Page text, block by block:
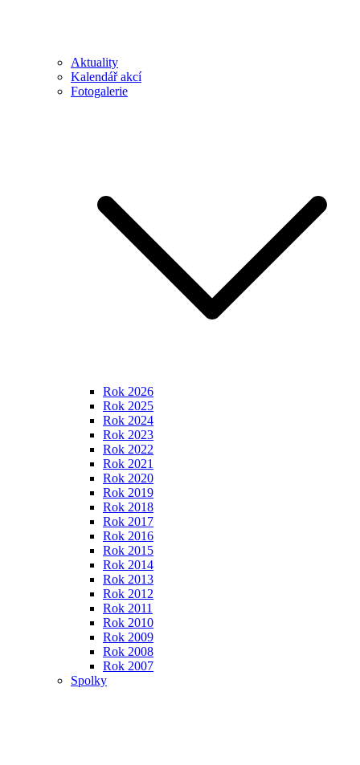
Aktuality
Kalendář akcí
Fotogalerie
Rok 2026
Rok 2025
Rok 2024
Rok 2023
Rok 2022
Rok 2021
Rok 2020
Rok 2019
Rok 2018
Rok 2017
Rok 2016
Rok 2015
Rok 2014
Rok 2013
Rok 2012
Rok 2011
Rok 2010
Rok 2009
Rok 2008
Rok 2007
Spolky